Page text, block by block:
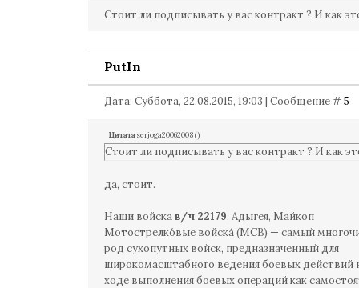
Стоит ли подписывать у вас контракт ? И как
PutIn
Дата: Суббота, 22.08.2015, 19:03 | Сообщение #5
Цитатаserjoga20062008()
Стоит ли подписывать у вас контракт ? И как
да, стоит.
Наши войскав/ч 22179, Адыгея, Майкоп
Мотострелко́вые войска́ (МСВ) — самый
род сухопутных войск, предназначенный для
широкомасштабного ведения боевых действий
ходе выполнения боевых операций как